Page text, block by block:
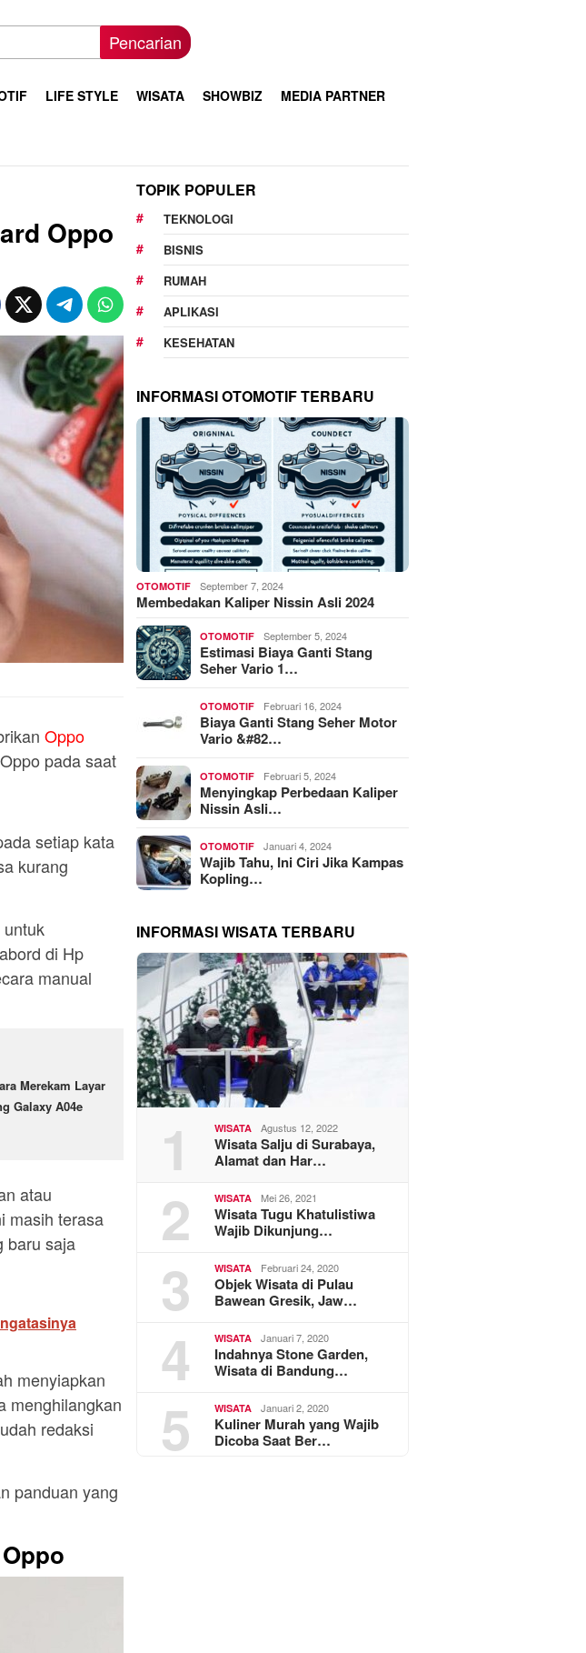
Pencarian
LIFE STYLE WISATA SHOWBIZ MEDIA PARTNER
Oppo
Oppo
pada saat
setiap kata
kurang
di Hp
manual
Merekam Layar
Galaxy A04e
atau
masih terasa
baru saja
menyiapkan
menghilangkan
redaksi
panduan yang
TOPIK POPULER
TEKNOLOGI
BISNIS
RUMAH
APLIKASI
KESEHATAN
INFORMASI OTOMOTIF TERBARU
OTOMOTIF September 7, 2024
Membedakan Kaliper Nissin Asli 2024
OTOMOTIF September 5, 2024
Estimasi Biaya Ganti Stang
Seher Vario 1…
OTOMOTIF Februari 16, 2024
Biaya Ganti Stang Seher Motor
Vario &#82…
OTOMOTIF Februari 5, 2024
Menyingkap Perbedaan Kaliper
Nissin Asli…
OTOMOTIF Januari 4, 2024
Wajib Tahu, Ini Ciri Jika Kampas
Kopling…
INFORMASI WISATA TERBARU
1 WISATA Agustus 12, 2022
Wisata Salju di Surabaya,
Alamat dan Har…
2 WISATA Mei 26, 2021
Wisata Tugu Khatulistiwa
Wajib Dikunjung…
3 WISATA Februari 24, 2020
Objek Wisata di Pulau
Bawean Gresik, Jaw…
4 WISATA Januari 7, 2020
Indahnya Stone Garden,
Wisata di Bandung…
5 WISATA Januari 2, 2020
Kuliner Murah yang Wajib
Dicoba Saat Ber…